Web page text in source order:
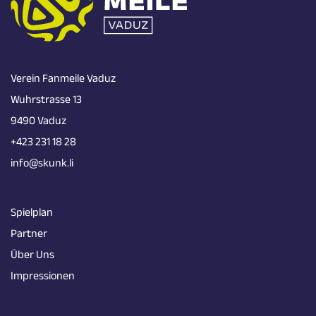
Verein Fanmeile Vaduz
Wuhrstrasse 13
9490 Vaduz
+423 231 18 28
info@skunk.li
Spielplan
Partner
Über Uns
Impressionen